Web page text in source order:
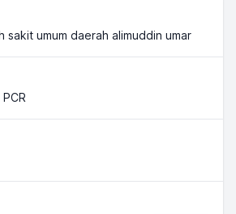
sakit umum daerah alimuddin umar